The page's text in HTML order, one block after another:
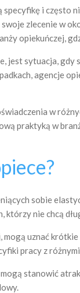
i często
zlecenie w
opiekuńczej,
jest sytuacja,
agencje
w
praktyką w
sobie
którzy nie chcą
uznać
pracy z
stanowić